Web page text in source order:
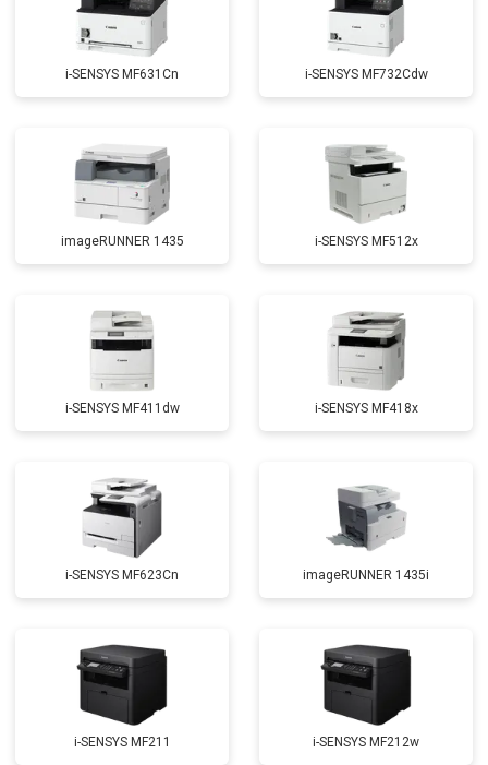
i-SENSYS MF631Cn i-SENSYS MF732Cdw
imageRUNNER 1435 i-SENSYS MF512x
i-SENSYS MF411dw i-SENSYS MF418x
i-SENSYS MF623Cn imageRUNNER 1435i
i-SENSYS MF211 i-SENSYS MF212w